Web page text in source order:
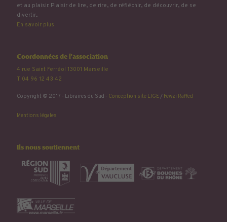
et au plaisir. Plaisir de lire, de rire, de réfléchir, de découvrir, de se
divertir...
En savoir plus
Coordonnées de l'association
4 rue Saint Ferréol 13001 Marseille
T. 04 96 12 43 42
Copyright © 2017 - Libraires du Sud - Conception site LIGE/ Fewzi Raffed
Mentions légales
Ils nous soutiennent